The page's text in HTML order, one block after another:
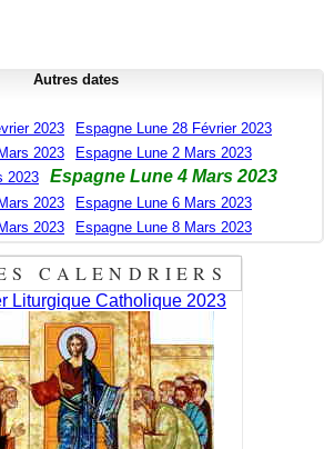
Autres dates
2023
Espagne Lune 28 Février 2023
2023
Espagne Lune 2 Mars 2023
2023
Espagne Lune 4 Mars 2023
2023
Espagne Lune 6 Mars 2023
2023
Espagne Lune 8 Mars 2023
CALENDRIERS
Liturgique Catholique 2023